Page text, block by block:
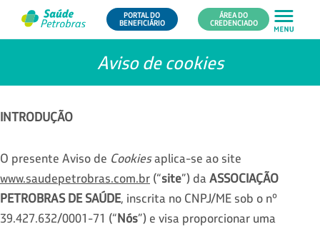
PORTAL DO
BENEFICIÁRIO
ÁREA DO
CREDENCIADO
Aviso de cookies
INTRODUÇÃO
O presente Aviso de Cookiesaplica-se ao site
www.saudepetrobras.com.br (“site”) daASSOCIAÇÃO
PETROBRAS DE SAÚDE, inscrita no CNPJ/ME sob o nº
39.427.632/0001-71 (“Nós”) e visa proporcionar uma